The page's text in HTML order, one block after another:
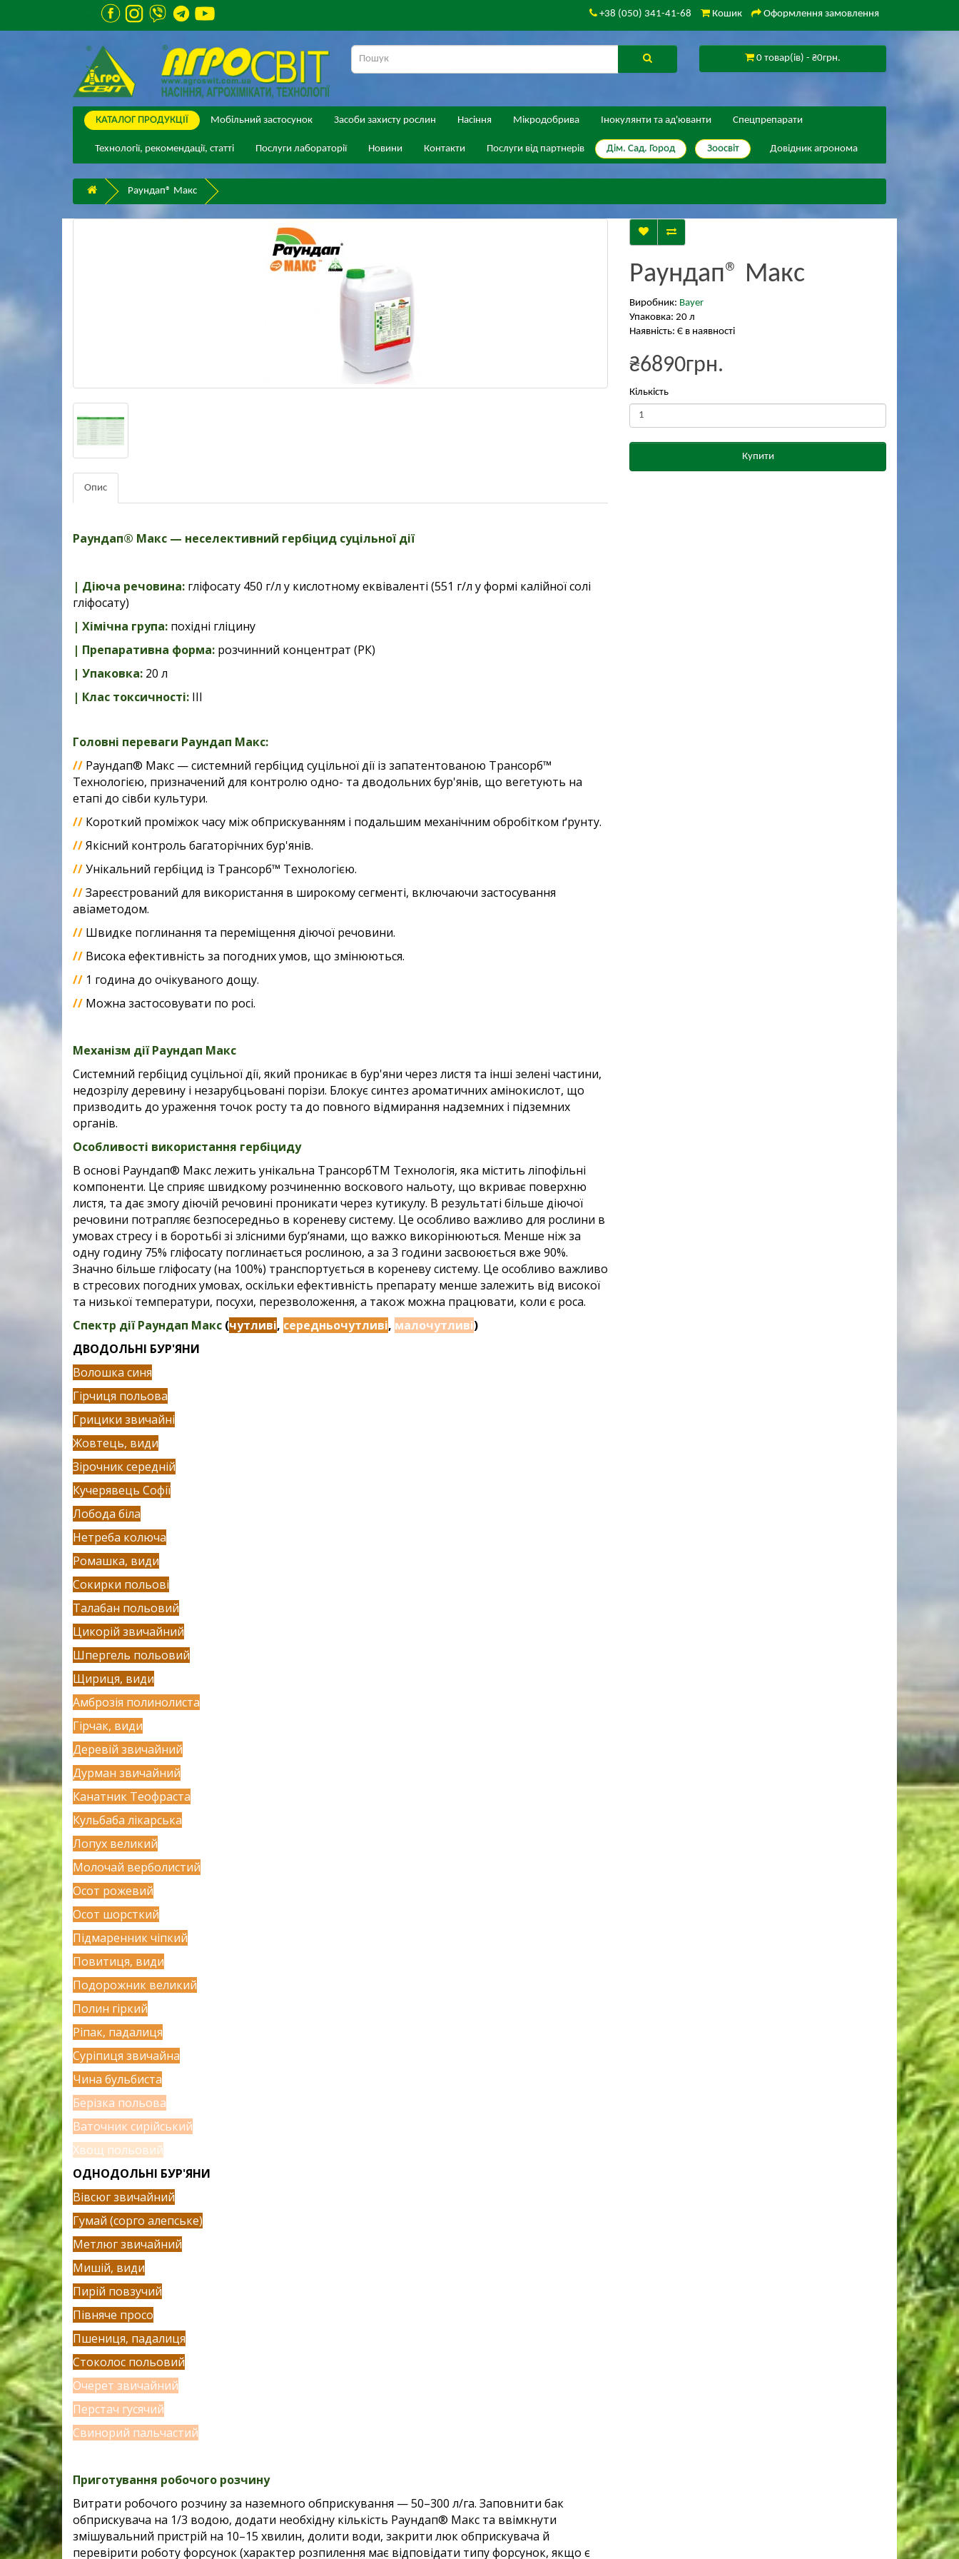
+38 (050) 341-41-68 Кошик Оформлення замовлення
0 товар(ів) - ₴0грн.
КАТАЛОГ ПPОДУКЦІЇ Мобільний застосунок Засоби захисту рослин Насіння Мікродобрива Інокулянти та ад'юванти Спецпрепарати
Технології, рекомендації, статті Послуги лабораторії Новини Контакти Послуги від партнерів Дім. Сад. Город Зоосвіт Довідник агронома
Раундап® Макс
Опис
Раундап® Макс — неселективний гербіцид суцільної дії
| Діюча речовина: гліфосату 450 г/л у кислотному еквіваленті (551 г/л у формі калійної солі
гліфосату)
| Хімічна група: похідні гліцину
| Препаративна форма: розчинний концентрат (РК)
| Упаковка: 20 л
| Клас токсичності: ІІІ
Головні переваги Раундап Макс:
// Раундап® Макс — системний гербіцид суцільної дії із запатентованою Трансорб™
Технологією, призначений для контролю одно- та дводольних бур'янів, що вегетують на
етапі до сівби культури.
// Короткий проміжок часу між обприскуванням і подальшим механічним обробітком ґрунту.
//Якісний контроль багаторічних бур'янів.
//Унікальний гербіцид із Трансорб™ Технологією.
//Зареєстрований для використання в широкому сегменті, включаючи застосування
авіаметодом.
// Швидке поглинання та переміщення діючої речовини.
// Висока ефективність за погодних умов, що змінюються.
// 1 година до очікуваного дощу.
// Можна застосовувати по росі.
Механізм дії Раундап Макс
Системний гербіцид суцільної дії, який проникає в бур'яни через листя та інші зелені частини,
недозрілу деревину і незарубцьовані порізи. Блокує синтез ароматичних амінокислот, що
призводить до ураження точок росту та до повного відмирання надземних і підземних
органів.
Особливості використання гербіциду
В основі Раундап® Макс лежить унікальна ТрансорбТМ Технологія, яка містить ліпофільні
компоненти. Це сприяє швидкому розчиненню воскового нальоту, що вкриває поверхню
листя, та даєзмогу діючій речовині проникати через кутикулу. В результаті більше діючої
речовини потрапляє безпосередньо в кореневу систему. Це особливо важливо для рослини в
умовах стресу і в боротьбі зі злісними бур’янами, що важко викорінюються. Менше ніж за
одну годину 75% гліфосату поглинається рослиною, а за 3 години засвоюється вже 90%.
Значно більше гліфосату (на 100%) транспортується в кореневу систему. Це особливо важливо
в стресових погодних умовах, оскільки ефективність препарату менше залежить від високої
та низької температури, посухи, перезволоження, а також можна працювати, коли є роса.
Спектр дії Раундап Макс (чутливі, середньочутливі, малочутливі)
ДВОДОЛЬНІ БУР'ЯНИ
Волошка синя
Гірчиця польова
Грицики звичайні
Жовтець, види
Зірочник середній
Кучерявець Cофії
Лобода біла
Нетреба колюча
Ромашка, види
Сокирки польові
Талабан польовий
Цикорій звичайний
Шпергель польовий
Щириця, види
Амброзія полинолиста
Гірчак, види
Деревій звичайний
Дурман звичайний
Канатник Теофраста
Кульбаба лікарська
Лопух великий
Молочай верболистий
Осот рожевий
Осот шорсткий
Підмаренник чіпкий
Повитиця, види
Подорожник великий
Полин гіркий
Ріпак, падалиця
Суріпиця звичайна
Чина бульбиста
Берізка польова
Ваточник сирійський
Хвощ польовий
ОДНОДОЛЬНІ БУР'ЯНИ
Вівсюг звичайний
Гумай (сорго алепське)
Метлюг звичайний
Мишій, види
Пирій повзучий
Півняче просо
Пшениця, падалиця
Стоколос польовий
Очерет звичайний
Перстач гусячий
Свинорий пальчастий
Приготування робочого розчину
Витрати робочого розчину за наземного обприскування — 50–300 л/га. Заповнити бак
обприскувача на 1/3 водою, додати необхідну кількість Раундап® Макс та ввімкнути
змішувальний пристрій на 10–15 хвилин, долити води, закрити люк обприскувача й
перевірити роботу форсунок (характер розпилення має відповідати типу форсунок, якщо є
Раундап® Макс
Виробник: Bayer
Упаковка: 20 л
Наявність: Є в наявності
₴6890грн.
Кількість
Купити